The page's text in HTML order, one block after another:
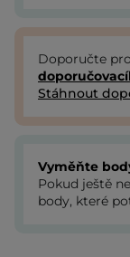
Doporučte
Stáhnout
Vyměňte
Pokud ještě
body, které